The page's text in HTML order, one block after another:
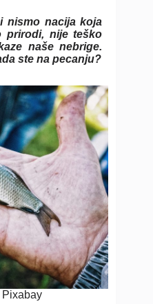
nismo nacija koja
prirodi, nije teško
naše nebrige.
ste na pecanju?
Pixabay